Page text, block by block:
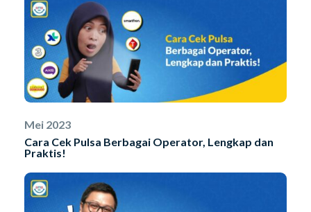
Mei 2023
Cara Cek Pulsa Berbagai Operator, Lengkap dan
Praktis!